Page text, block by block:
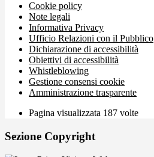
Cookie policy
Note legali
Informativa Privacy
Ufficio Relazioni con il Pubblico
Dichiarazione di accessibilità
Obiettivi di accessibilità
Whistleblowing
Gestione consensi cookie
Amministrazione trasparente
Pagina visualizzata 187 volte
Sezione Copyright